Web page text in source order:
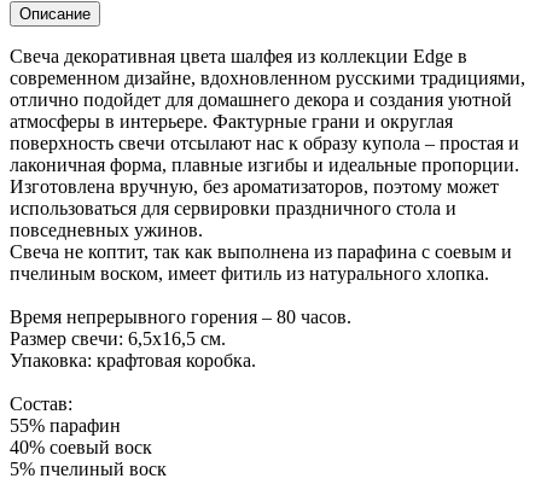
Описание
Свеча декоративная цвета шалфея из коллекции Edge в
современном дизайне, вдохновленном русскими традициями,
отлично подойдет для домашнего декора и создания уютной
атмосферы в интерьере. Фактурные грани и округлая
поверхность свечи отсылают нас к образу купола – простая и
лаконичная форма, плавные изгибы и идеальные пропорции.
Изготовлена вручную, без ароматизаторов, поэтому может
использоваться для сервировки праздничного стола и
повседневных ужинов.
Свеча не коптит, так как выполнена из парафина с соевым и
пчелиным воском, имеет фитиль из натурального хлопка.
Время непрерывного горения – 80 часов.
Размер свечи: 6,5х16,5 см.
Упаковка: крафтовая коробка.
Состав:
55% парафин
40% соевый воск
5% пчелиный воск